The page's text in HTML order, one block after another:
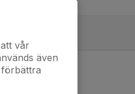
vår
även